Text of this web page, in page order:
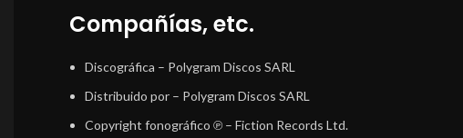
Compañías, etc.
Discográfica – Polygram Discos SARL
Distribuido por – Polygram Discos SARL
Copyright fonográfico ℗ – Fiction Records Ltd.